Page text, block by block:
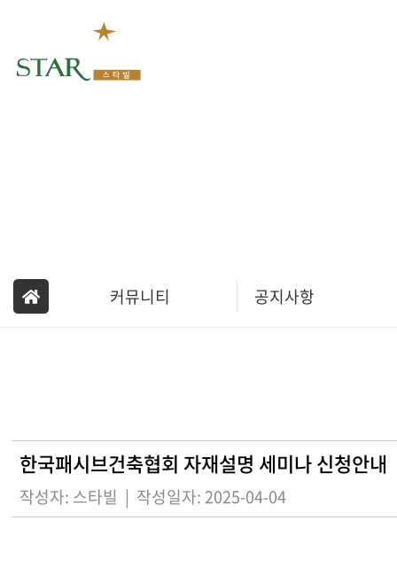
커뮤니티 공지사항
한국패시브건축협회 자재설명 세미나 신청안내
작성자: 스타빌 | 작성일자: 2025-04-04